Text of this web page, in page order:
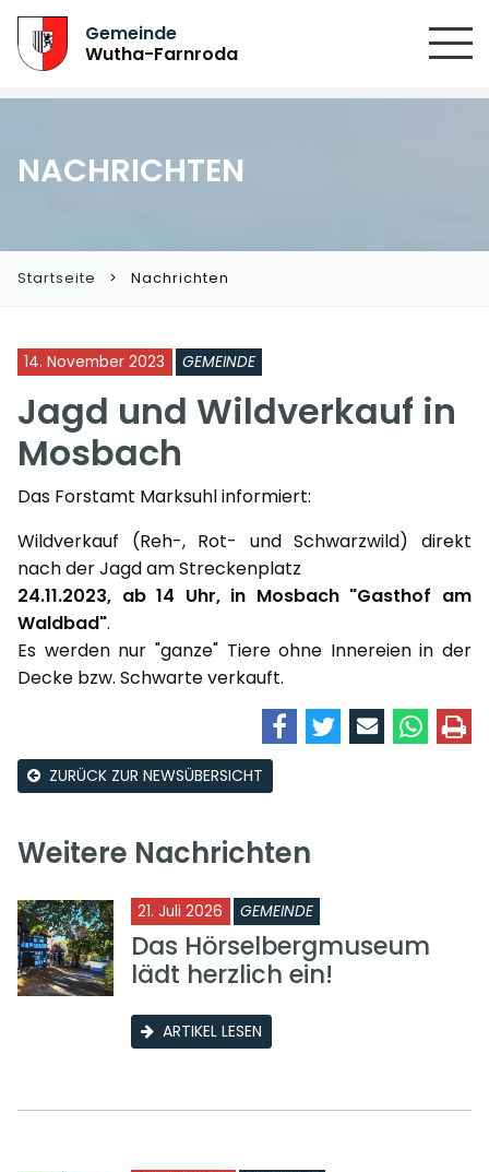
Gemeinde
Wutha-Farnroda
NACHRICHTEN
Startseite Nachrichten
14. November 2023 GEMEINDE
Jagd und Wildverkauf in
Mosbach
Das Forstamt Marksuhl informiert:
Wildverkauf (Reh-, Rot- und Schwarzwild) direkt
nach der Jagd am Streckenplatz
24.11.2023, ab 14 Uhr, in Mosbach "Gasthof am
Waldbad".
Es werden nur "ganze" Tiere ohne Innereien in der
Decke bzw. Schwarte verkauft.
ZURÜCK ZUR NEWSÜBERSICHT
Weitere Nachrichten
21. Juli 2026 GEMEINDE
Das Hörselbergmuseum
lädt herzlich ein!
ARTIKEL LESEN